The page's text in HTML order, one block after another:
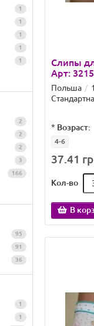
1
1
1
1
1
2
2
2
3
166
95
91
36
1
1
Слипы
Арт: 3215
Польша
* Возраст:
4-6
37.41
Кол-во
В